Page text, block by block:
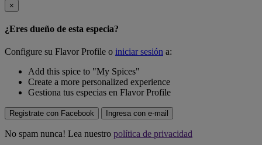
×
¿Eres dueño de esta especia?
Configure su Flavor Profile o iniciar sesión a:
Add this spice to "My Spices"
Create a more personalized experience
Gestiona tus especias en Flavor Profile
Registrate con Facebook Ingresa con e-mail
No spam nunca! Lea nuestro política de privacidad